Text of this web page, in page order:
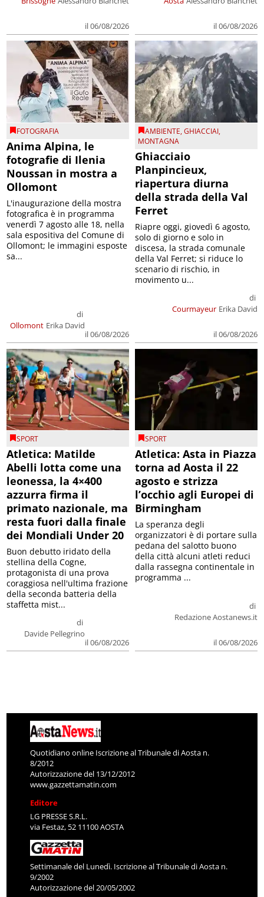
il 06/08/2026 il 06/08/2026
FOTOGRAFIA
Anima Alpina, le
fotografie di Ilenia
Noussan in mostra a
Ollomont
Ollomont
di
Erika David
il 06/08/2026
L'inaugurazione della mostra
fotografica è in programma
venerdì 7 agosto alle 18, nella
sala espositiva del Comune di
Ollomont; le immagini esposte
sa...
AMBIENTE,GHIACCIAI,
MONTAGNA
Ghiacciaio
Planpincieux,
riapertura diurna
della strada della Val
Ferret
Courmayeur
di
Erika David
il 06/08/2026
Riapre oggi, giovedì 6 agosto,
solo di giorno e solo in
discesa, la strada comunale
della Val Ferret; si riduce lo
scenario di rischio, in
movimento u...
SPORT
Atletica: Matilde
Abelli lotta come una
leonessa, la 4×400
azzurra firma il
primato nazionale, ma
resta fuori dalla finale
dei Mondiali Under 20
di
Davide Pellegrino
il 06/08/2026
Buon debutto iridato della
stellina della Cogne,
protagonista di una prova
coraggiosa nell'ultima frazione
della seconda batteria della
staffetta mist...
SPORT
Atletica: Asta in Piazza
torna ad Aosta il 22
agosto e strizza
l’occhio agli Europei di
Birmingham
di
Redazione Aostanews.it
il 06/08/2026
La speranza degli
organizzatori è di portare sulla
pedana del salotto buono
della città alcuni atleti reduci
dalla rassegna continentale in
programma ...
Quotidiano online Iscrizione al Tribunale di Aosta n.
8/2012
Autorizzazione del 13/12/2012
www.gazzettamatin.com
Editore
LG PRESSE S.R.L.
via Festaz, 52 11100 AOSTA
Settimanale del Lunedì. Iscrizione al Tribunale di Aosta n.
9/2002
Autorizzazione del 20/05/2002